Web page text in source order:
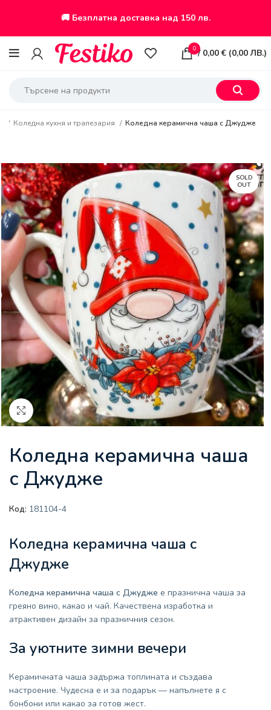
🚚 Безплатна доставка над 150 лв.
0 / 0,00€ (0,00 ЛВ.)
Коледна кухня и трапезария Коледна керамична чаша с Джудже
SOLD
OUT
Увеличи
Коледна керамична чаша
с Джудже
Код: 181104-4
Коледна керамична чаша с
Джудже
Коледна керамична чаша с Джудже е празнична чаша за
греяно вино, какао и чай. Качествена изработка и
атрактивен дизайн за празничния сезон.
За уютните зимни вечери
Керамичната чаша задържа топлината и създава
настроение. Чудесна е и за подарък — напълнете я с
бонбони или какао за готов жест.